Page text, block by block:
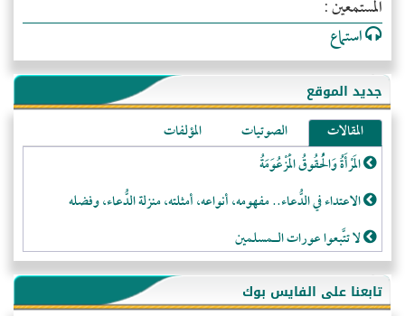
المستمعين :
استماع
جديد الموقع
المقالات الصوتيات
المؤلفات
المَرْأَةُ وَالْحُقُوقُ الْمَزْعُوَمَةُ
الاعتداء في الدُّعاء.. مفهومه، أنواعه، أمثلته، منزلة الدُّعاء، وفضله
لا تتَّبعوا عورات الـمسلمين
فقه النَّصيحة عند الصَّحابة الكرام رضي الله عنهم
تابعنا على الفايس بوك